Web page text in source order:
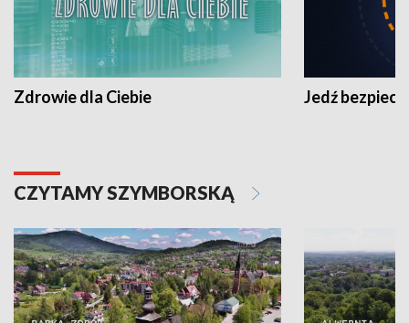
Zdrowie dla Ciebie Jedź
CZYTAMY SZYMBORSKĄ